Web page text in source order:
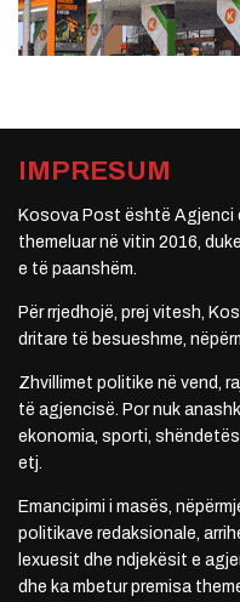
IMPRESUM
Kosova Post është Agjenci
themeluar në vitin 2016,
e të paanshëm.
Për rrjedhojë, prej vitesh,
dritare të besueshme,
Zhvillimet politike në vend,
të agjencisë. Por nuk
ekonomia, sporti,
etj.
Emancipimi i masës,
politikave redaksionale,
lexuesit dhe ndjekësit e
dhe ka mbetur premisa